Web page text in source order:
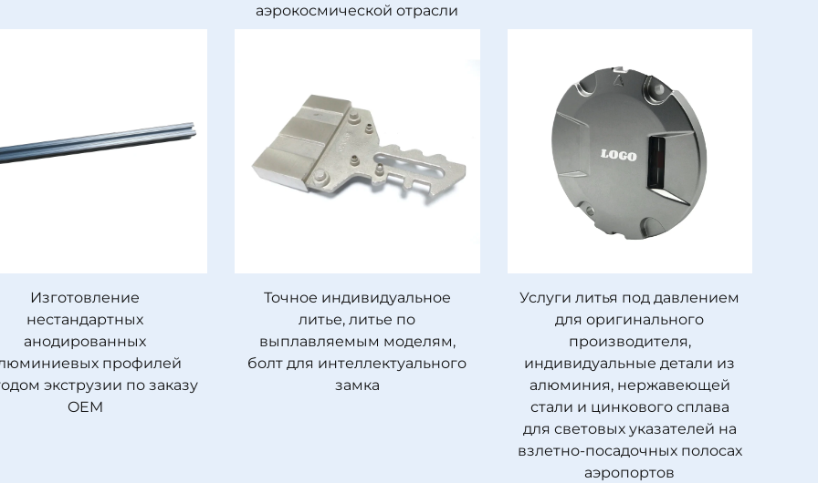
аэрокосмической отрасли
Изготовление
нестандартных
анодированных
профилей
экструзии по заказу
OEM
Точное индивидуальное
литье, литье по
выплавляемым моделям,
болт для интеллектуального
замка
Услуги литья под давлением
для оригинального
производителя,
индивидуальные детали из
алюминия, нержавеющей
стали и цинкового сплава
для световых указателей на
взлетно-посадочных полосах
аэропортов